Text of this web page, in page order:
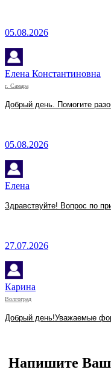
05.08.2026
Елена Константиновна
г. Самара
Добрый день. Помогите
05.08.2026
Елена
Здравствуйте! Вопрос по
27.07.2026
Карина
Волгоград
Добрый день!Уважаемые
Напишите Ваш